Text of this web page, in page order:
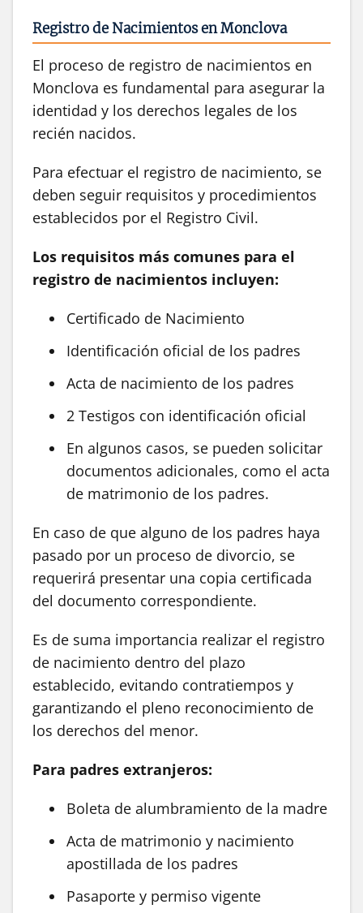
Registro de Nacimientos en Monclova
El proceso de registro de nacimientos en
Monclova es fundamental para asegurar la
identidad y los derechos legales de los
recién nacidos.
Para efectuar el registro de nacimiento, se
deben seguir requisitos y procedimientos
establecidos por el Registro Civil.
Los requisitos más comunes para el
registro de nacimientos incluyen:
Certificado de Nacimiento
Identificación oficial de los padres
Acta de nacimiento de los padres
2 Testigos con identificación oficial
En algunos casos, se pueden solicitar
documentos adicionales, como el acta
de matrimonio de los padres.
En caso de que alguno de los padres haya
pasado por un proceso de divorcio, se
requerirá presentar una copia certificada
del documento correspondiente.
Es de suma importancia realizar el registro
de nacimiento dentro del plazo
establecido, evitando contratiempos y
garantizando el pleno reconocimiento de
los derechos del menor.
Para padres extranjeros:
Boleta de alumbramiento de la madre
Acta de matrimonio y nacimiento
apostillada de los padres
Pasaporte y permiso vigente